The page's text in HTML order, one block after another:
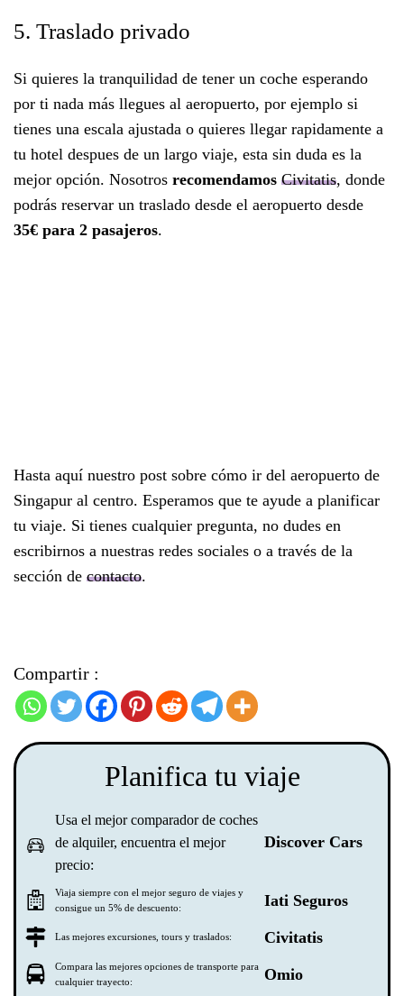
5. Traslado privado
Si quieres la tranquilidad de tener un coche esperando
por ti nada más llegues al aeropuerto, por ejemplo si
tienes una escala ajustada o quieres llegar rapidamente a
tu hotel despues de un largo viaje, esta sin duda es la
mejor opción. Nosotros recomendamos Civitatis, donde
podrás reservar un traslado desde el aeropuerto desde
35€ para 2 pasajeros.
Hasta aquí nuestro post sobre cómo ir del aeropuerto de
Singapur al centro. Esperamos que te ayude a planificar
tu viaje. Si tienes cualquier pregunta, no dudes en
escribirnos a nuestras redes sociales o a través de la
sección de contacto.
Compartir :
Planifica tu viaje
Usa el mejor comparador de coches
de alquiler, encuentra el mejor
precio:
Discover Cars
Viaja siempre con el mejor seguro de viajes y
consigue un 5% de descuento:
Iati Seguros
Las mejores excursiones, tours y traslados: Civitatis
Compara las mejores opciones de transporte para
cualquier trayecto:
Omio